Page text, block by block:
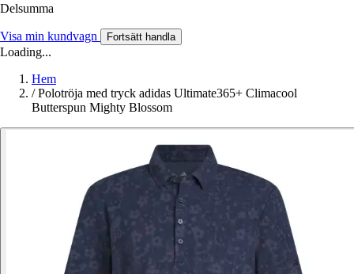
Delsumma
Visa min kundvagn Fortsätt handla
Loading...
Hem
/ Polotröja med tryck adidas Ultimate365+ Climacool
Butterspun Mighty Blossom